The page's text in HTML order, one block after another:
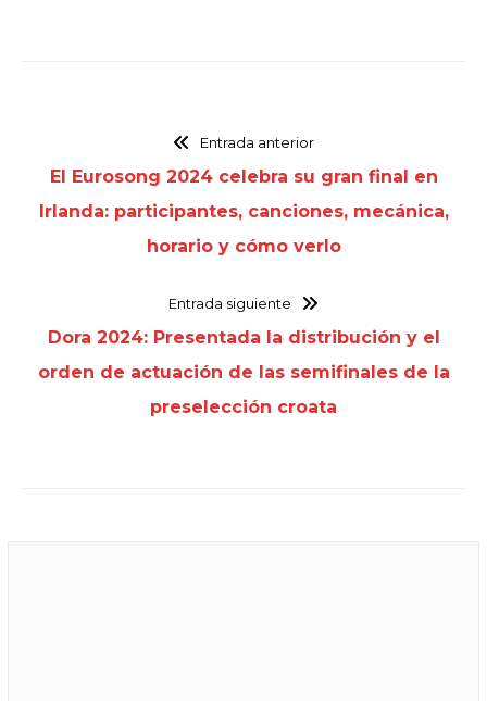
Entrada anterior
El Eurosong 2024 celebra su gran final en
Irlanda: participantes, canciones, mecánica,
horario y cómo verlo
Entrada siguiente
Dora 2024: Presentada la distribución y el
orden de actuación de las semifinales de la
preselección croata